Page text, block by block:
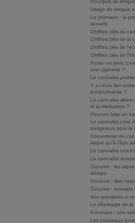
Pourquoi se
Usage de drogue
Le chemsex : la
sexuels
Chiffres clés du
Chiffres clés de la
Chiffres clés de
Chiffres clés de
Fumer un joint,
une cigarette ?
Le cannabis
Y a t-il un lien
schizophrénie ?
Le cannabis
et la motivation ?
Peut-on faire un
Le cannabis c'est
dangereux pour la
Consommer du
risqué qu’à l’âge
Le cannabis nuit-il
Le cannabis
Cocaïne : les
dérape
Cocaïne : des
Cocaïne : entraide
Vos questions et
Le dépistage de la
A écouter : une
Les nouveaux